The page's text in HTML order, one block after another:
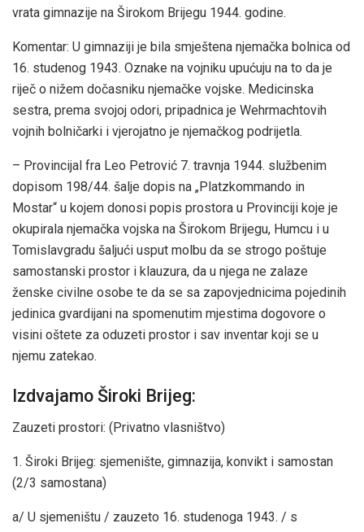
vrata gimnazije na Širokom Brijegu 1944. godine.
Komentar: U gimnaziji je bila smještena njemačka bolnica od
16. studenog 1943. Oznake na vojniku upućuju na to da je
riječ o nižem dočasniku njemačke vojske. Medicinska
sestra, prema svojoj odori, pripadnica je Wehrmachtovih
vojnih bolničarki i vjerojatno je njemačkog podrijetla.
– Provincijal fra Leo Petrović 7. travnja 1944. službenim
dopisom 198/44. šalje dopis na „Platzkommando in
Mostar“ u kojem donosi popis prostora u Provinciji koje je
okupirala njemačka vojska na Širokom Brijegu, Humcu i u
Tomislavgradu šaljući usput molbu da se strogo poštuje
samostanski prostor i klauzura, da u njega ne zalaze
ženske civilne osobe te da se sa zapovjednicima pojedinih
jedinica gvardijani na spomenutim mjestima dogovore o
visini oštete za oduzeti prostor i sav inventar koji se u
njemu zatekao.
Izdvajamo Široki Brijeg:
Zauzeti prostori: (Privatno vlasništvo)
1. Široki Brijeg: sjemenište, gimnazija, konvikt i samostan
(2/3 samostana)
a/ U sjemeništu / zauzeto 16. studenoga 1943. / s